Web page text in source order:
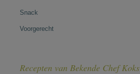
Snack
Voorgerecht
Recepten van Bekende Chef Koks